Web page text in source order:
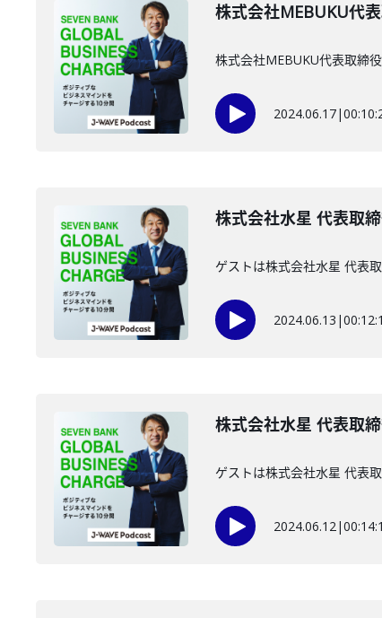
株式会社MEBUKU代
株式会社MEBUKU代表取締
2024.06.17|
株式会社水星 代表取
ゲストは株式会社水星 代表
2024.06.13 |
株式会社水星 代表取
ゲストは株式会社水星 代表
2024.06.12|